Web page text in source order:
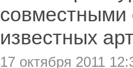
совместными
известных
17 октября 2011